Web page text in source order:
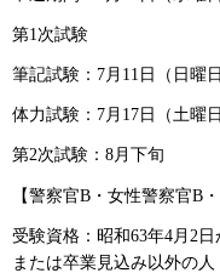
第1次試験
筆記試験：7月11日（日曜日
体力試験：7月17日（土曜日
第2次試験：8月下旬
【警察官B・女性警察官B
受験資格：昭和63年4月2
または卒業見込み以外の人